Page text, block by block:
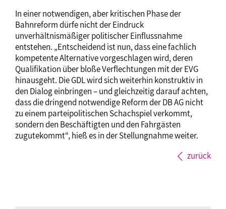
In einer notwendigen, aber kritischen Phase der
Bahnreform dürfe nicht der Eindruck
unverhältnismäßiger politischer Einflussnahme
entstehen. „Entscheidend ist nun, dass eine fachlich
kompetente Alternative vorgeschlagen wird, deren
Qualifikation über bloße Verflechtungen mit der EVG
hinausgeht. Die GDL wird sich weiterhin konstruktiv in
den Dialog einbringen – und gleichzeitig darauf achten,
dass die dringend notwendige Reform der DB AG nicht
zu einem parteipolitischen Schachspiel verkommt,
sondern den Beschäftigten und den Fahrgästen
zugutekommt“, hieß es in der Stellungnahme weiter.
zurück